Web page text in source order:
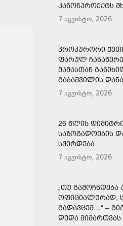
ᲙᲐᲜᲝᲜᲞᲠᲝᲔᲥᲢᲡ
7 აგვისტო, 2026
ᲞᲠᲝᲙᲣᲠᲝᲠᲘ ᲥᲔᲗᲘ
ᲤᲐᲠᲣᲚ
ᲛᲐᲛᲐᲡᲗᲐᲜ
ᲒᲐᲑᲐᲨᲕᲘᲚᲘᲡ
7 აგვისტო, 2026
26 ᲬᲚᲘᲡ
ᲡᲐᲖᲝᲒᲐᲓᲝᲔᲑᲘᲡ
ᲡᲭᲘᲠᲓᲔᲑᲐ
7 აგვისტო, 2026
„ᲗᲣ ᲒᲐᲛᲝᲩᲜᲓᲔᲑᲐ
ᲝᲤᲘᲪᲘᲐᲚᲣᲠᲐᲓ,
ᲒᲐᲓᲐᲕᲪᲔᲛ…“ –
ᲓᲔᲓᲐ